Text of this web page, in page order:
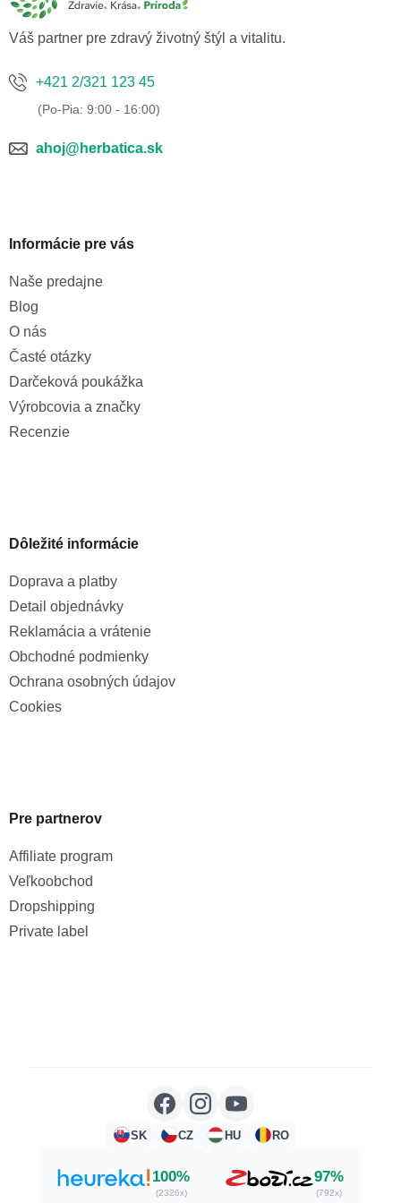
Váš partner pre zdravý životný štýl a vitalitu.
+421 2/321 123 45
ahoj@herbatica.sk
Informácie pre vás
Naše predajne
Blog
O nás
Časté otázky
Darčeková poukážka
Výrobcovia a značky
Recenzie
Dôležité informácie
Doprava a platby
Detail objednávky
Reklamácia a vrátenie
Obchodné podmienky
Ochrana osobných údajov
Cookies
Pre partnerov
Affiliate program
Veľkoobchod
Dropshipping
Private label
SK CZ HU RO
100%
(2326x)
97%
(792x)